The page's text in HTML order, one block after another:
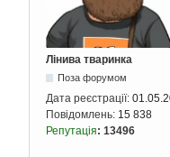
Лінива тваринка
Поза форумом
Дата реєстрації:
Повідомлень: 15 838
Репутація: 13496